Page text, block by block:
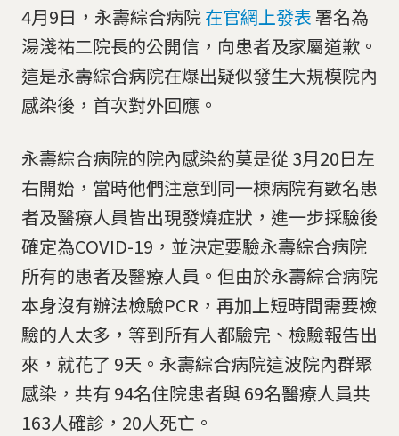
4月9日，永壽綜合病院在官網上發表署名為
湯淺祐二院長的公開信，向患者及家屬道歉。
這是永壽綜合病院在爆出疑似發生大規模院內
感染後，首次對外回應。
永壽綜合病院的院內感染約莫是從 3月20日左
右開始，當時他們注意到同一棟病院有數名患
者及醫療人員皆出現發燒症狀，進一步採驗後
確定為COVID-19，並決定要驗永壽綜合病院
所有的患者及醫療人員。但由於永壽綜合病院
本身沒有辦法檢驗PCR，再加上短時間需要檢
驗的人太多，等到所有人都驗完、檢驗報告出
來，就花了 9天。永壽綜合病院這波院內群聚
感染，共有 94名住院患者與 69名醫療人員共
163人確診，20人死亡。